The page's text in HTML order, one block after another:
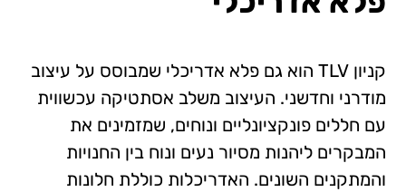
קניון TLV הוא גם פלא אדריכלי שמבוסס על עיצוב
מודרני וחדשני. העיצוב משלב אסתטיקה עכשווית
עם חללים פונקציונליים ונוחים, שמזמינים את
המבקרים ליהנות מסיור נעים ונוח בין החנויות
והמתקנים השונים. האדריכלות כוללת חלונות